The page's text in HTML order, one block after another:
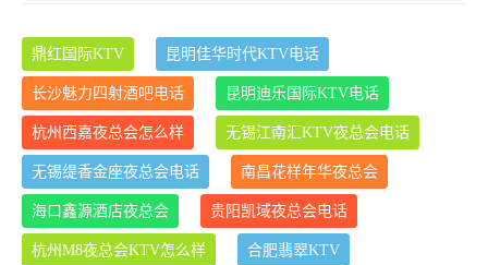
鼎红国际KTV 昆明佳华时代KTV电话
长沙魅力四射酒吧电话 昆明迪乐国际KTV电话
杭州西嘉夜总会怎么样 无锡江南汇KTV夜总会电话
无锡缇香金座夜总会电话 南昌花样年华夜总会
海口鑫源酒店夜总会 贵阳凯域夜总会电话
杭州M8夜总会KTV怎么样 合肥翡翠KTV